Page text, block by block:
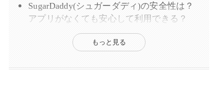
SugarDaddy(シュガーダディ)の安全性は？
アプリがなくても安心して利用できる？
シュガーダディは届け出済みだから安心して
利用できる
ザーを撃退できる
もっと見る